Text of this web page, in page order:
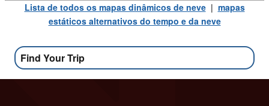
Lista de todos os mapas dinâmicos de neve| mapas
estáticos alternativos do tempo e da neve
Find Your Trip